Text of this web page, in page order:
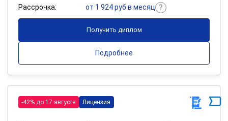
Рассрочка:
от 1 924 руб в месяц
Получить диплом
Подробнее
-42% до 17 августа Лицензия